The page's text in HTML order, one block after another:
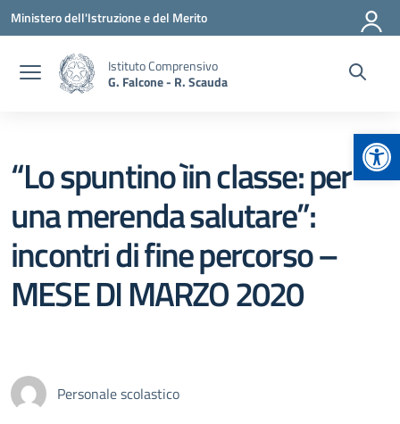
Vai ai contenuti
Vai al menu di navigazione
Vai al footer
Ministero dell'Istruzione e del Merito
Istituto Comprensivo
G. Falcone - R. Scauda
“Lo spuntino ìin classe: per
una merenda salutare”:
incontri di fine percorso –
MESE DI MARZO 2020
Personale scolastico